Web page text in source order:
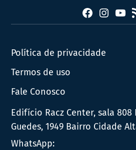
Facebook
Política de privacidade
Termos de uso
Fale Conosco
Edifício Racz Center, sala 808
Guedes, 1949 Bairro Cidade
WhatsApp: